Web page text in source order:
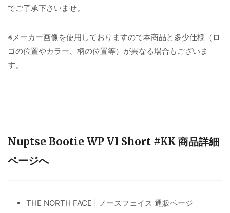
でご了承下さいませ。
※メーカー画像を使用しておりますので本商品と多少仕様（ロ
ゴの位置やカラー、柄の位置等）が異なる場合もございま
す。
Nuptse Bootie WP VI Short #KK 商品詳細
ページへ
THE NORTH FACE | ノースフェイス 通販ページ